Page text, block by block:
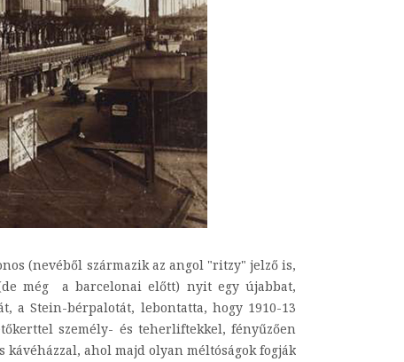
(nevéből származik az angol "ritzy" jelző is,
még a barcelonai előtt) nyit egy újabbat,
a Stein-bérpalotát, lebontatta, hogy 1910-13
személy- és teherliftekkel, fényűzően
ahol majd olyan méltóságok fogják